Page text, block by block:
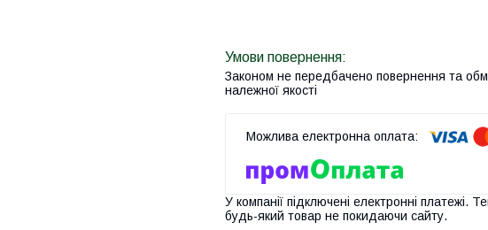
Законом не передбачено повернення та
належної якості
У компанії підключені електронні платежі.
будь-який товар не покидаючи сайту.